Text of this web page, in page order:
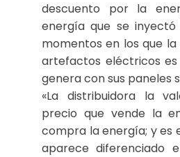
descuento por la
energía que se
momentos en los que
artefactos eléctricos
genera con sus paneles
«La distribuidora la
precio que vende la
compra la energía; y es
aparece diferenciado